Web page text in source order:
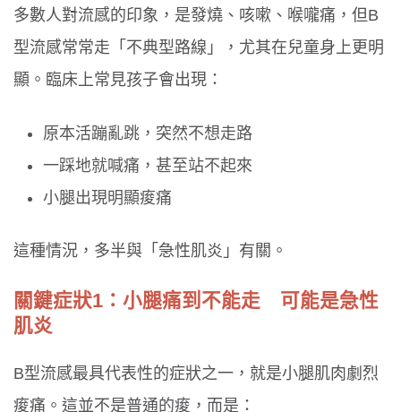
多數人對流感的印象，是發燒、咳嗽、喉嚨痛，但B
型流感常常走「不典型路線」，尤其在兒童身上更明
顯。臨床上常見孩子會出現：
原本活蹦亂跳，突然不想走路
一踩地就喊痛，甚至站不起來
小腿出現明顯痠痛
這種情況，多半與「急性肌炎」有關。
關鍵症狀1：小腿痛到不能走 可能是急性
肌炎
B型流感最具代表性的症狀之一，就是小腿肌肉劇烈
痠痛。這並不是普通的痠，而是：